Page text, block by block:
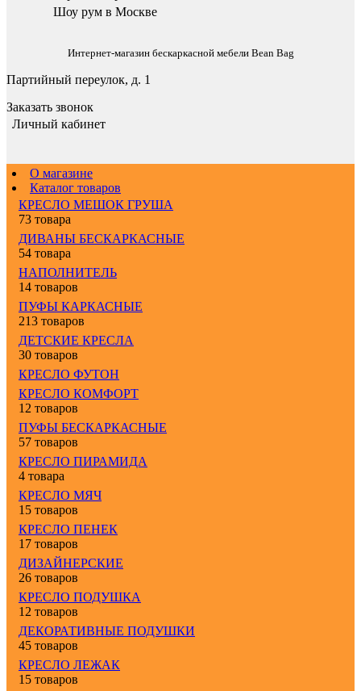
Шоу рум в Москве
Интернет-магазин бескаркасной мебели Bean Bag
Партийный переулок, д. 1
Заказать звонок
Личный кабинет
О магазине
Каталог товаров
КРЕСЛО МЕШОК ГРУША
73 товара
ДИВАНЫ БЕСКАРКАСНЫЕ
54 товара
НАПОЛНИТЕЛЬ
14 товаров
ПУФЫ КАРКАСНЫЕ
213 товаров
ДЕТСКИЕ КРЕСЛА
30 товаров
КРЕСЛО ФУТОН
КРЕСЛО КОМФОРТ
12 товаров
ПУФЫ БЕСКАРКАСНЫЕ
57 товаров
КРЕСЛО ПИРАМИДА
4 товара
КРЕСЛО МЯЧ
15 товаров
КРЕСЛО ПЕНЕК
17 товаров
ДИЗАЙНЕРСКИЕ
26 товаров
КРЕСЛО ПОДУШКА
12 товаров
ДЕКОРАТИВНЫЕ ПОДУШКИ
45 товаров
КРЕСЛО ЛЕЖАК
15 товаров